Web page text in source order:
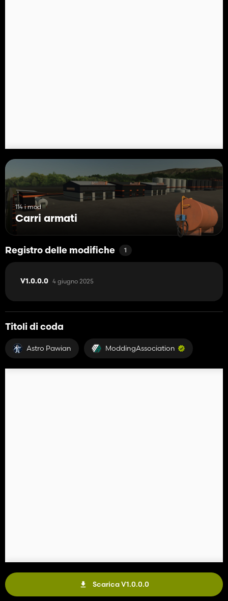
114 i mod
Carri armati
Registro delle modifiche 1
V1.0.0.0 4 giugno 2025
Titoli di coda
Astro Pawian ModdingAssociation
Scarica V1.0.0.0